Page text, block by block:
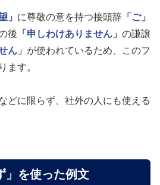
」 に尊敬の意を持つ接頭辞 「ご」
後 「申しわけありません」 の謙譲
ん」 が使われているため、このフ
ます。
どに限らず、社外の人にも使える
」を使った例文